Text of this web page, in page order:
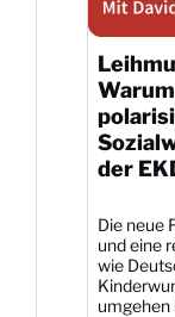
der
Die neue
und eine
wie
umgehen